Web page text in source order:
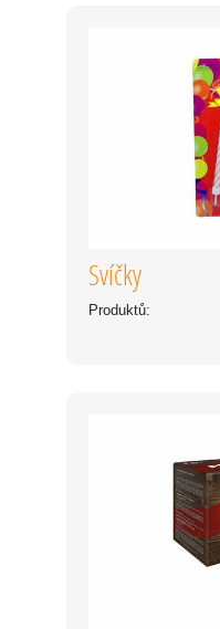
Svíčky
Produktů: